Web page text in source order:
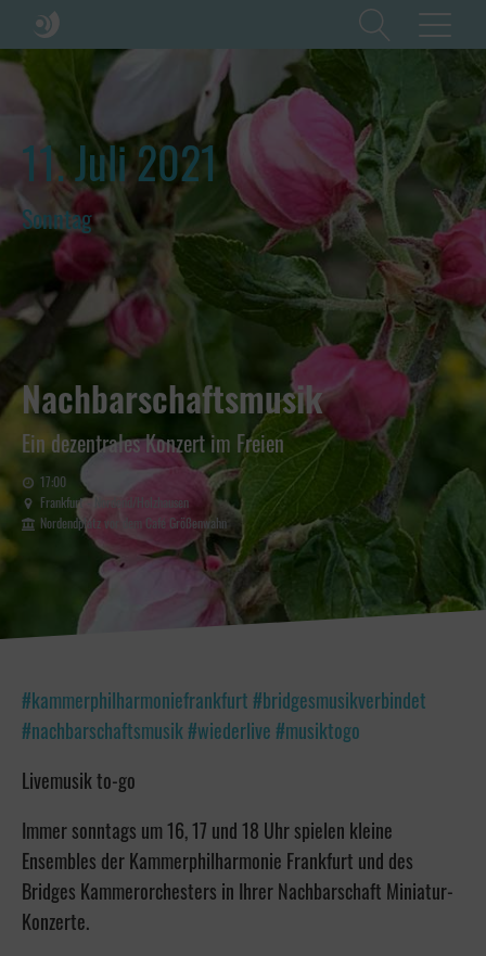
11. Juli 2021
Sonntag
Nachbarschaftsmusik
Ein dezentrales Konzert im Freien
17:00
Frankfurt - Nordend/Holzhausen
Nordendplatz vor dem Café Größenwahn
#kammerphilharmoniefrankfurt #bridgesmusikverbindet
#nachbarschaftsmusik #wiederlive #musiktogo
Livemusik to-go
Immer sonntags um 16, 17 und 18 Uhr spielen kleine
Ensembles der Kammerphilharmonie Frankfurt und des
Bridges Kammerorchesters in Ihrer Nachbarschaft Miniatur-
Konzerte.